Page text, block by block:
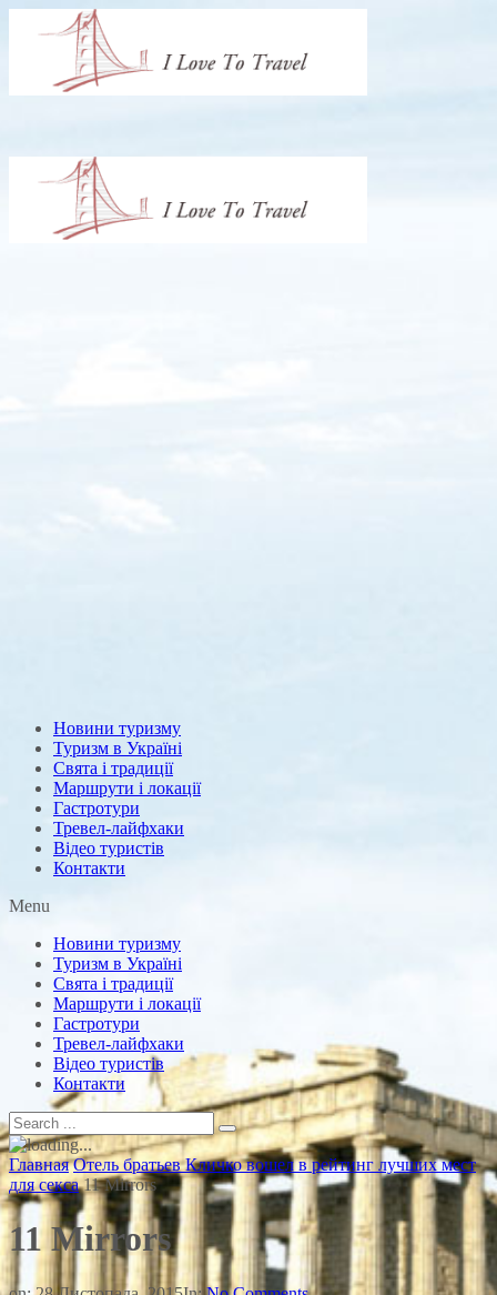
Новини туризму
Туризм в Україні
Свята і традиції
Маршрути і локації
Гастротури
Тревел-лайфхаки
Відео туристів
Контакти
Menu
Новини туризму
Туризм в Україні
Свята і традиції
Маршрути і локації
Гастротури
Тревел-лайфхаки
Відео туристів
Контакти
Главная Отель братьев Кличко вошел в рейтинг лучших мест
для секса 11 Mirrors
11 Mirrors